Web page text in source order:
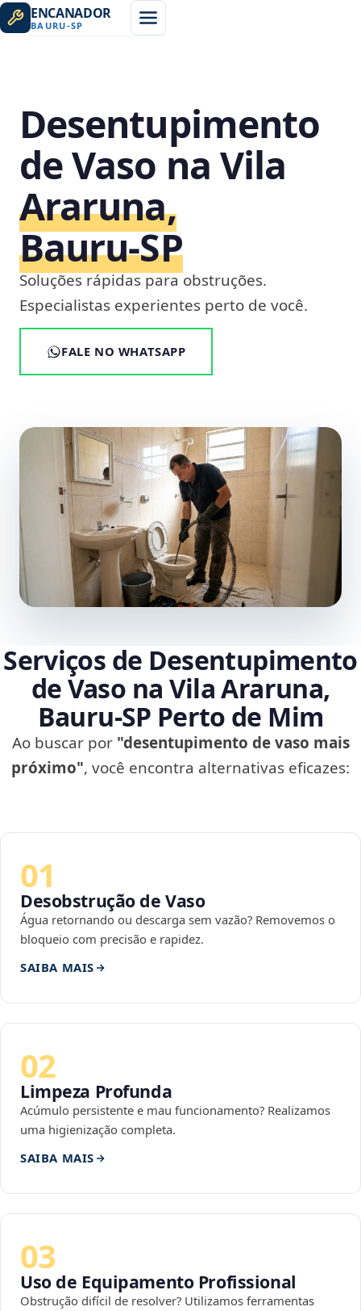
ENCANADOR
BAURU-SP
Desentupimento
de Vaso na Vila
Araruna,
Bauru‑SP
Soluções rápidas para obstruções.
Especialistas experientes perto de você.
FALE NO WHATSAPP
Serviços de Desentupimento
de Vaso na Vila Araruna,
Bauru‑SP Perto de Mim
Ao buscar por "desentupimento de vaso mais
próximo", você encontra alternativas eficazes:
01
Desobstrução de Vaso
Água retornando ou descarga sem vazão? Removemos o
bloqueio com precisão e rapidez.
SAIBA MAIS
02
Limpeza Profunda
Acúmulo persistente e mau funcionamento? Realizamos
uma higienização completa.
SAIBA MAIS
03
Uso de Equipamento Profissional
Obstrução difícil de resolver? Utilizamos ferramentas